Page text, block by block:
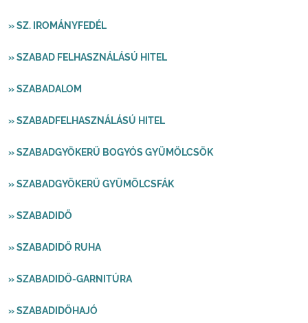
» SZ. IROMÁNYFEDÉL
» SZABAD FELHASZNÁLÁSÚ HITEL
» SZABADALOM
» SZABADFELHASZNÁLÁSÚ HITEL
» SZABADGYÖKERŰ BOGYÓS GYÜMÖLCSÖK
» SZABADGYÖKERŰ GYÜMÖLCSFÁK
» SZABADIDŐ
» SZABADIDŐ RUHA
» SZABADIDŐ-GARNITÚRA
» SZABADIDŐHAJÓ